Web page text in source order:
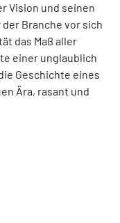
Vision und seinen
Branche vor sich
das Maß aller
einer unglaublich
Geschichte eines
Ära, rasant und